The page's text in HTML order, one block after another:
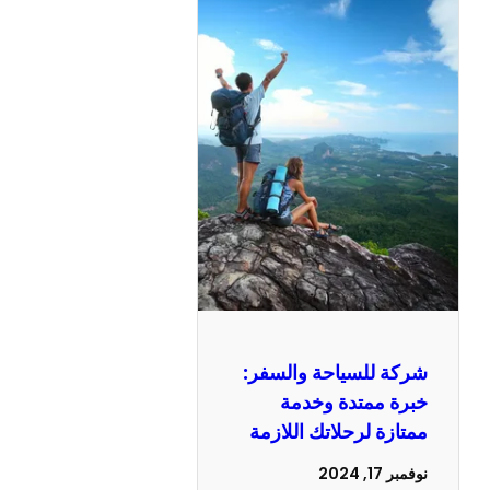
شركة للسياحة والسفر:
خبرة ممتدة وخدمة
ممتازة لرحلاتك اللازمة
نوفمبر 17, 2024